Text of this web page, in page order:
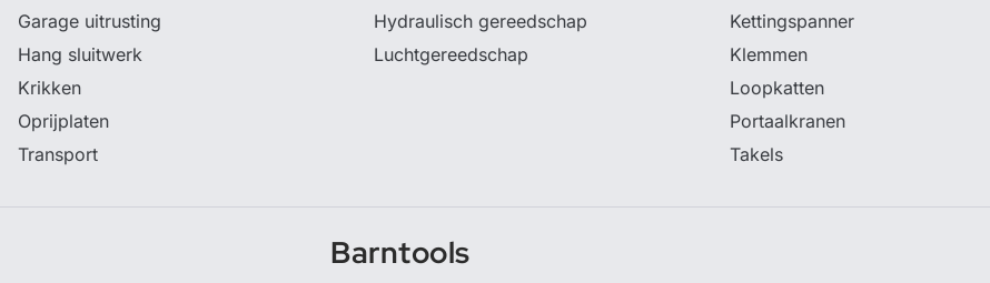
Garage uitrusting
Hang sluitwerk
Krikken
Oprijplaten
Transport
Hydraulisch gereedschap
Luchtgereedschap
Kettingspanner
Klemmen
Loopkatten
Portaalkranen
Takels
Barntools